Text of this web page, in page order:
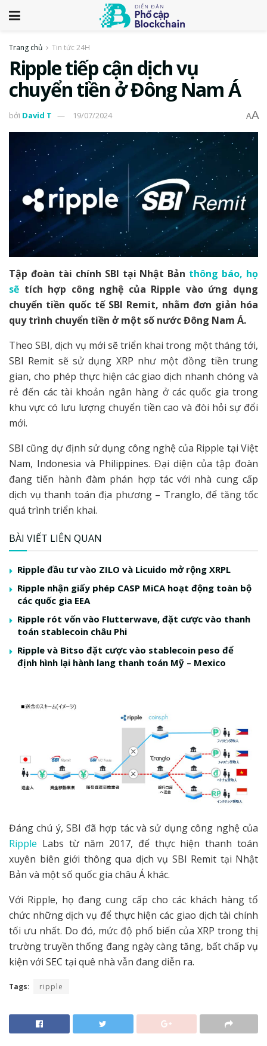
Trang chủ Tin tức 24H
Ripple tiếp cận dịch vụ
chuyển tiền ở Đông Nam Á
bởi David T 19/07/2024 AA
Tập đoàn tài chính SBI tại Nhật Bản thông báo, họ
sẽ tích hợp công nghệ của Ripple vào ứng dụng
chuyển tiền quốc tế SBI Remit, nhằm đơn giản hóa
quy trình chuyển tiền ở một số nước Đông Nam Á.
Theo SBI, dịch vụ mới sẽ triển khai trong một tháng tới,
SBI Remit sẽ sử dụng XRP như một đồng tiền trung
gian, cho phép thực hiện các giao dịch nhanh chóng và
rẻ đến các tài khoản ngân hàng ở các quốc gia trong
khu vực có lưu lượng chuyển tiền cao và đòi hỏi sự đổi
mới.
SBI cũng dự định sử dụng công nghệ của Ripple tại Việt
Nam, Indonesia và Philippines. Đại diện của tập đoàn
đang tiến hành đàm phán hợp tác với nhà cung cấp
dịch vụ thanh toán địa phương – Tranglo, để tăng tốc
quá trình triển khai.
BÀI VIẾT LIÊN QUAN
Ripple đầu tư vào ZILO và Licuido mở rộng XRPL
Ripple nhận giấy phép CASP MiCA hoạt động toàn bộ
các quốc gia EEA
Ripple rót vốn vào Flutterwave, đặt cược vào thanh
toán stablecoin châu Phi
Ripple và Bitso đặt cược vào stablecoin peso để
định hình lại hành lang thanh toán Mỹ – Mexico
Đáng chú ý, SBI đã hợp tác và sử dụng công nghệ của
Ripple Labs từ năm 2017, để thực hiện thanh toán
xuyên biên giới thông qua dịch vụ SBI Remit tại Nhật
Bản và một số quốc gia châu Á khác.
Với Ripple, họ đang cung cấp cho các khách hàng tổ
chức những dịch vụ để thực hiện các giao dịch tài chính
tối ưu nhất. Do đó, mức độ phổ biến của XRP trong thị
trường truyền thống đang ngày càng tăng, bất chấp vụ
kiện với SEC tại quê nhà vẫn đang diễn ra.
Tags: ripple